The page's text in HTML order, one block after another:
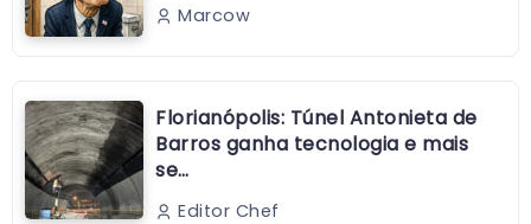
Marcow
Florianópolis: Túnel Antonieta de
Barros ganha tecnologia e mais
se…
Editor Chef